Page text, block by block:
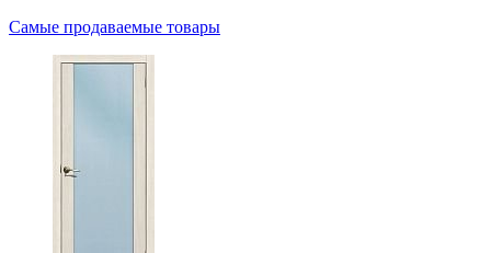
Самые продаваемые товары